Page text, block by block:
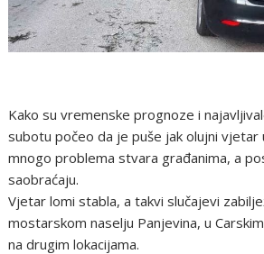
Kako su vremenske prognoze i
subotu počeo da je puše jak olujni vjetar
mnogo problema stvara građanima, a
saobraćaju.
Vjetar lomi stabla, a takvi slučajevi
mostarskom naselju Panjevina, u
na drugim lokacijama.